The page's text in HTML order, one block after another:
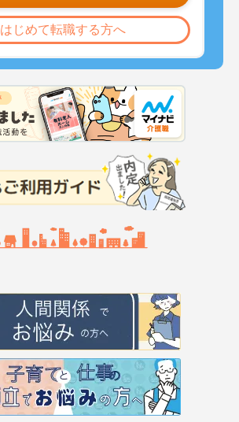
はじめて転職する方へ